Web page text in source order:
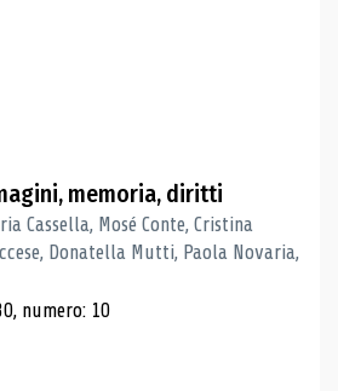
memoria, diritti
Cassella, Mosé Conte, Cristina
Donatella Mutti, Paola Novaria,
numero: 10